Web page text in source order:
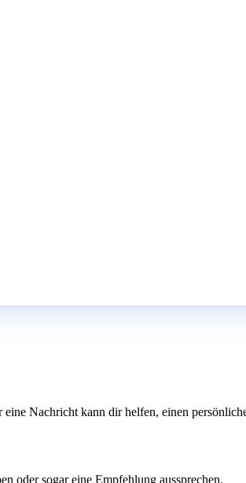
Nachricht kann dir helfen, einen
oder sogar eine Empfehlung aussprechen.